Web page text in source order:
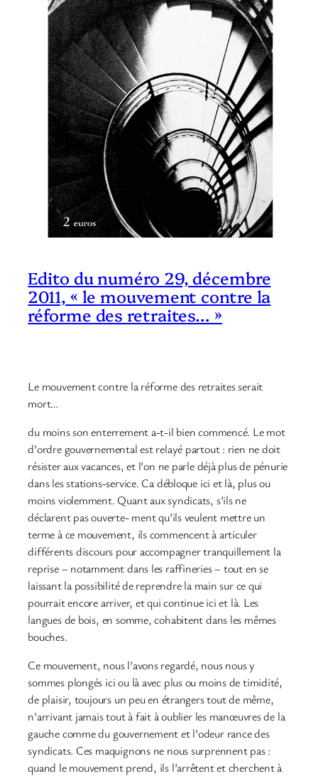
Edito du numéro 29, décembre
2011, « le mouvement contre la
réforme des retraites… »
Le mouvement contre la réforme des retraites serait
mort…
du moins son enterrement a-t-il bien commencé. Le mot
d’ordre gouvernemental est relayé partout : rien ne doit
résister aux vacances, et l’on ne parle déjà plus de pénurie
dans les stations-service. Ca débloque ici et là, plus ou
moins violemment. Quant aux syndicats, s’ils ne
déclarent pas ouverte- ment qu’ils veulent mettre un
terme à ce mouvement, ils commencent à articuler
différents discours pour accompagner tranquillement la
reprise − notamment dans les raffineries − tout en se
laissant la possibilité de reprendre la main sur ce qui
pourrait encore arriver, et qui continue ici et là. Les
langues de bois, en somme, cohabitent dans les mêmes
bouches.
Ce mouvement, nous l’avons regardé, nous nous y
sommes plongés ici ou là avec plus ou moins de timidité,
de plaisir, toujours un peu en étrangers tout de même,
n’arrivant jamais tout à fait à oublier les manœuvres de la
gauche comme du gouvernement et l’odeur rance des
syndicats. Ces maquignons ne nous surprennent pas :
quand le mouvement prend, ils l’arrêtent et cherchent à